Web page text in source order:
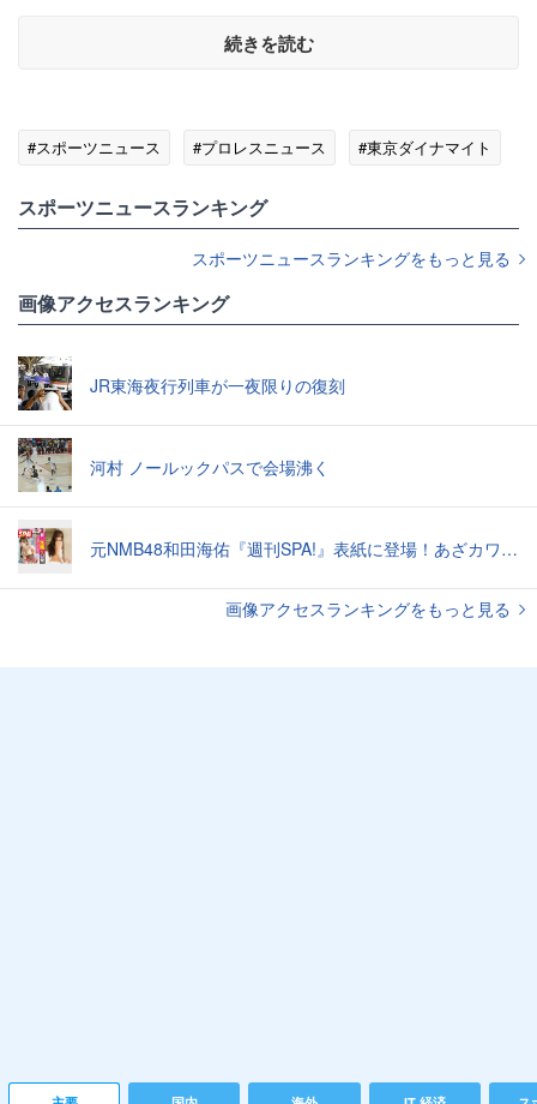
続きを読む
#スポーツニュース #プロレスニュース #東京ダイナマイト
スポーツニュースランキング
スポーツニュースランキングをもっと見る
画像アクセスランキング
JR東海夜行列車が一夜限りの復刻
河村 ノールックパスで会場沸く
元NMB48和田海佑『週刊SPA!』表紙に登場！あざカワ新婚生活グラビアで読者全員TKO負け♡
画像アクセスランキングをもっと見る